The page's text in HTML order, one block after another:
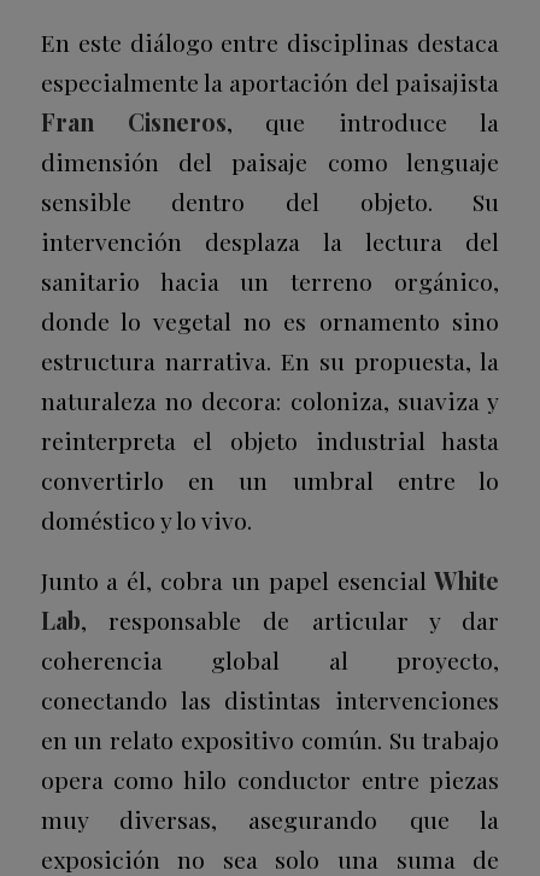
En este diálogo entre disciplinas destaca
especialmente la aportación del paisajista
Fran Cisneros, que introduce la
dimensión del paisaje como lenguaje
sensible dentro del objeto. Su
intervención desplaza la lectura del
sanitario hacia un terreno orgánico,
donde lo vegetal no es ornamento sino
estructura narrativa. En su propuesta, la
naturaleza no decora: coloniza, suaviza y
reinterpreta el objeto industrial hasta
convertirlo en un umbral entre lo
doméstico y lo vivo.
Junto a él, cobra un papel esencialWhite
Lab, responsable de articular y dar
coherencia global al proyecto,
conectando las distintas intervenciones
en un relato expositivo común. Su trabajo
opera como hilo conductor entre piezas
muy diversas, asegurando que la
exposición no sea solo una suma de